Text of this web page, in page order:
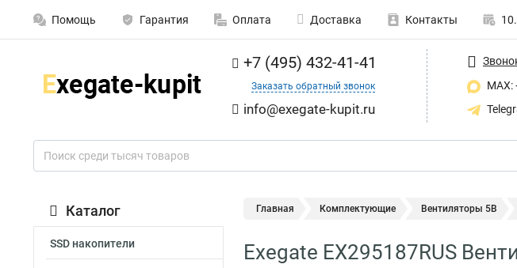
Помощь Гарантия Оплата Доставка Контакты
+7 (495) 432-41-41
Заказать обратный звонок
info@exegate-kupit.ru
MAX:
Каталог
SSD накопители
Главная Комплектующие Вентиляторы 5В
Exegate EX295187RUS